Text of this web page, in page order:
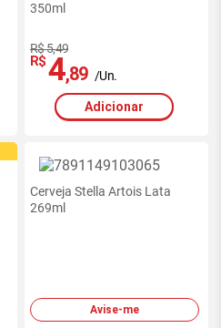
350ml
R$ 5,49
R$4,89 /Un.
Adicionar
Cerveja Stella Artois Lata
269ml
Avise-me